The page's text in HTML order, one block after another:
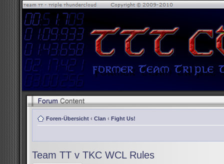
Foren-Übersicht ‹ Clan ‹ Fight Us!
Team TT v TKC WCL Rules